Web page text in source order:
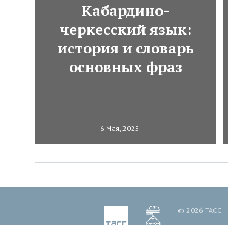
Кабардино-
черкесский язык:
история и словарь
основных фраз
6 Мая, 2025
© 2026 ТАСС